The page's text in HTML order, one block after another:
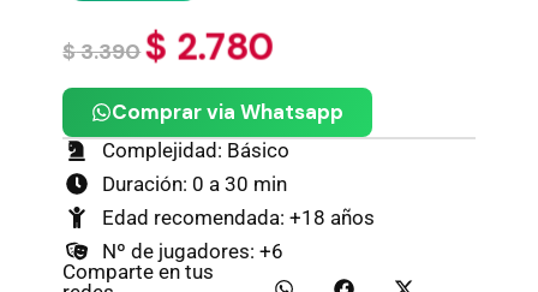
$3.390$ 2.780
Comprar via Whatsapp
Complejidad: Básico
Duración: 0 a 30 min
Edad recomendada: +18 años
Nº de jugadores: +6
Comparte en tus